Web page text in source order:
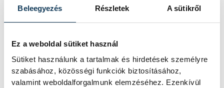
Beleegyezés Részletek A sütikről
Ez a weboldal sütiket használ
Sütiket használunk a tartalmak és hirdetések személyre
szabásához, közösségi funkciók biztosításához,
valamint weboldalforgalmunk elemzéséhez. Ezenkívül
Szabó
Eszter
Kovács
Bálint